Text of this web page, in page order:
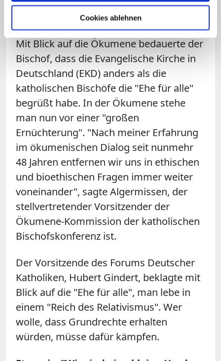
Cookies ablehnen
Mit Blick auf die Ökumene bedauerte der
Bischof, dass die Evangelische Kirche in
Deutschland (EKD) anders als die
katholischen Bischöfe die "Ehe für alle"
begrüßt habe. In der Ökumene stehe
man nun vor einer "großen
Ernüchterung". "Nach meiner Erfahrung
im ökumenischen Dialog seit nunmehr
48 Jahren entfernen wir uns in ethischen
und bioethischen Fragen immer weiter
voneinander", sagte Algermissen, der
stellvertretender Vorsitzender der
Ökumene-Kommission der katholischen
Bischofskonferenz ist.
Der Vorsitzende des Forums Deutscher
Katholiken, Hubert Gindert, beklagte mit
Blick auf die "Ehe für alle", man lebe in
einem "Reich des Relativismus". Wer
wolle, dass Grundrechte erhalten
würden, müsse dafür kämpfen.